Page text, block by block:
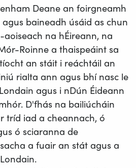
Deane an foirgneamh
baineadh úsáid as chun
na hÉireann, na
Roinne a thaispeáint sa
an stáit i reáchtáil an
rialta ann agus bhí nasc le
agus i nDún Éideann
D'fhás na bailiúcháin
tríd iad a cheannach, ó
ó sciaranna de
a fuair an stát agus a